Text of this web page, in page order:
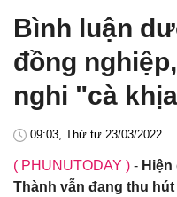
Bình luận
đồng
nghi "cà
09:03, Thứ tư 23/03/2022
( PHUNUTODAY ) -
Thành vẫn đang thu